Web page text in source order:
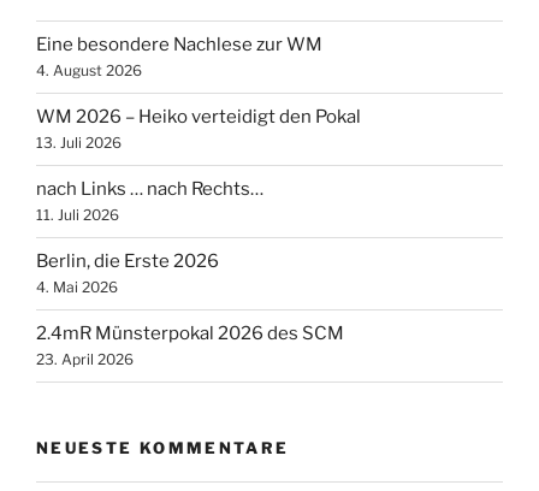
Eine besondere Nachlese zur WM
4. August 2026
WM 2026 – Heiko verteidigt den Pokal
13. Juli 2026
nach Links … nach Rechts…
11. Juli 2026
Berlin, die Erste 2026
4. Mai 2026
2.4mR Münsterpokal 2026 des SCM
23. April 2026
NEUESTE KOMMENTARE